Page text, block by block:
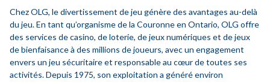
Chez OLG, le divertissement de jeu génère des avantages au-delà
du jeu. En tant qu’organisme de la Couronne en Ontario, OLG offre
des services de casino, de loterie, de jeux numériques et de jeux
de bienfaisance à des millions de joueurs, avec un engagement
envers un jeu sécuritaire et responsable au cœur de toutes ses
activités. Depuis 1975, son exploitation a généré environ